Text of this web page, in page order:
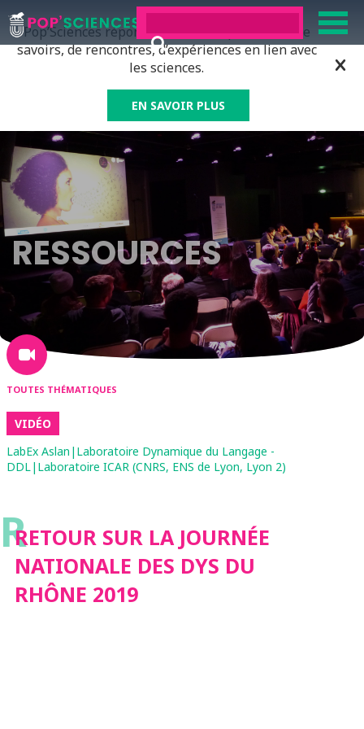
Pop’Sciences répond à tous ceux qui ont soif de
savoirs, de rencontres, d’expériences en lien avec
les sciences.
EN SAVOIR PLUS
RESSOURCES
TOUTES THÉMATIQUES
VIDÉO
LabEx Aslan|Laboratoire Dynamique du Langage -
DDL|Laboratoire ICAR (CNRS, ENS de Lyon, Lyon 2)
RRETOUR SUR LA JOURNÉE
NATIONALE DES DYS DU
RHÔNE 2019